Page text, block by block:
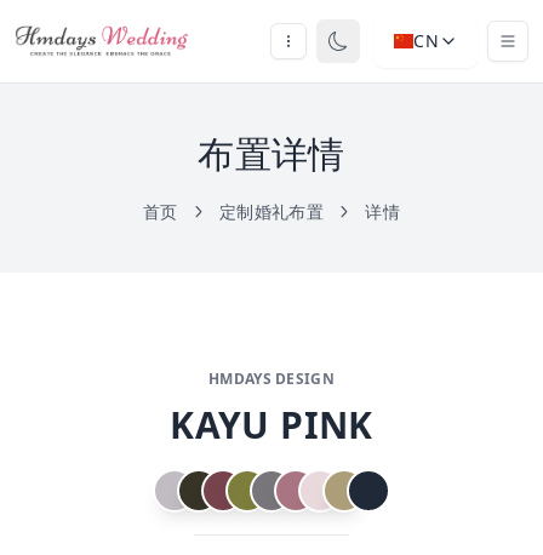
CN
布置详情
首页 定制婚礼布置 详情
HMDAYS DESIGN
KAYU PINK